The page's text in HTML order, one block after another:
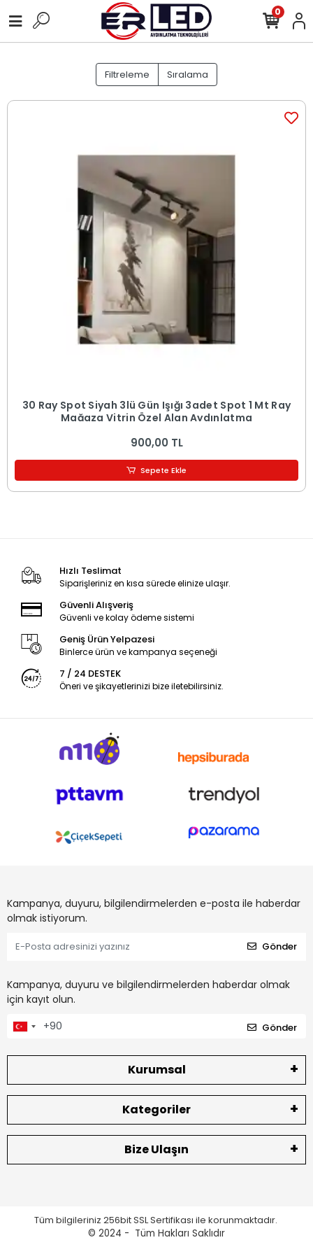
0
Filtreleme Sıralama
30 Ray Spot Siyah 3lü Gün Işığı 3adet Spot 1 Mt Ray
Mağaza Vitrin Özel Alan Aydınlatma
900,00 TL
Sepete Ekle
Hızlı Teslimat
Siparişleriniz en kısa sürede elinize ulaşır.
Güvenli Alışveriş
Güvenli ve kolay ödeme sistemi
Geniş Ürün Yelpazesi
Binlerce ürün ve kampanya seçeneği
7 / 24 DESTEK
Öneri ve şikayetlerinizi bize iletebilirsiniz.
Kampanya, duyuru, bilgilendirmelerden e-posta ile haberdar
olmak istiyorum.
Gönder
Kampanya, duyuru ve bilgilendirmelerden haberdar olmak
için kayıt olun.
Gönder
Kurumsal
Kategoriler
Bize Ulaşın
Tüm bilgileriniz 256bit SSL Sertifikası ile korunmaktadır.
© 2024 - Tüm Hakları Saklıdır